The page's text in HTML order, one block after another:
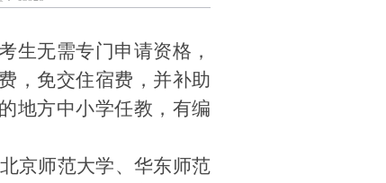
生无需专门申请资格，
，免交住宿费，并补助
地方中小学任教，有编
北京师范大学、华东师范